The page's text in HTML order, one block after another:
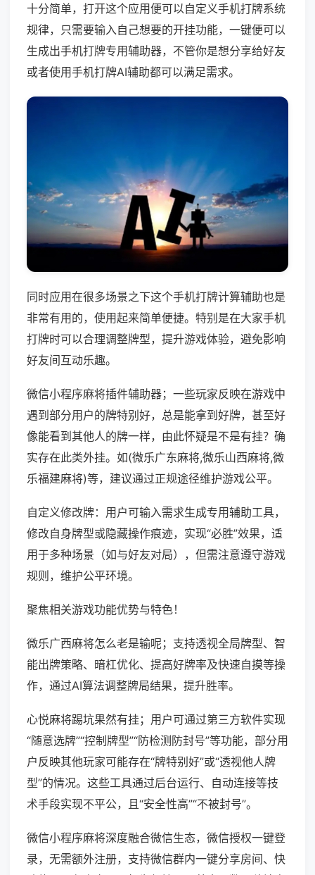
十分简单，打开这个应用便可以自定义手机打牌系统
规律，只需要输入自己想要的开挂功能，一键便可以
生成出手机打牌专用辅助器，不管你是想分享给好友
或者使用手机打牌AI辅助都可以满足需求。
同时应用在很多场景之下这个手机打牌计算辅助也是
非常有用的，使用起来简单便捷。特别是在大家手机
打牌时可以合理调整牌型，提升游戏体验，避免影响
好友间互动乐趣。
微信小程序麻将插件辅助器；一些玩家反映在游戏中
遇到部分用户的牌特别好，总是能拿到好牌，甚至好
像能看到其他人的牌一样，由此怀疑是不是有挂？确
实存在此类外挂。如(微乐广东麻将,微乐山西麻将,微
乐福建麻将)等，建议通过正规途径维护游戏公平。
自定义修改牌：用户可输入需求生成专用辅助工具，
修改自身牌型或隐藏操作痕迹，实现“必胜”效果，适
用于多种场景（如与好友对局），但需注意遵守游戏
规则，维护公平环境。
聚焦相关游戏功能优势与特色！
微乐广西麻将怎么老是输呢；支持透视全局牌型、智
能出牌策略、暗杠优化、提高好牌率及快速自摸等操
作，通过AI算法调整牌局结果，提升胜率。
心悦麻将踢坑果然有挂；用户可通过第三方软件实现
“随意选牌”“控制牌型”“防检测防封号”等功能，部分用
户反映其他玩家可能存在“牌特别好”或“透视他人牌
型”的情况。这些工具通过后台运行、自动连接等技
术手段实现不平公，且“安全性高”“不被封号”。
微信小程序麻将深度融合微信生态，微信授权一键登
录，无需额外注册，支持微信群内一键分享房间、快